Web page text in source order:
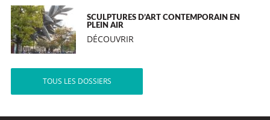
SCULPTURES D’ART CONTEMPORAIN EN
PLEIN AIR
DÉCOUVRIR
TOUS LES DOSSIERS